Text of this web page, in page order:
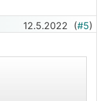
12.5.2022 (#5)